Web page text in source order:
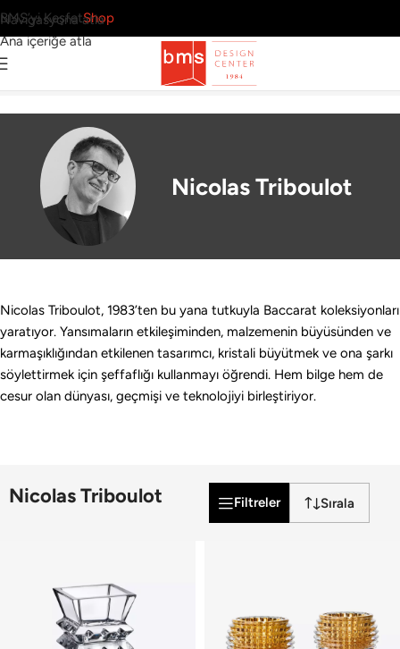
Navigasyona atla
Ana içeriğe atla
BMS’yi KeşfetShop
Nicolas Triboulot
Nicolas Triboulot
Nicolas Triboulot, 1983’ten bu yana tutkuyla Baccarat koleksiyonları
yaratıyor. Yansımaların etkileşiminden, malzemenin büyüsünden ve
karmaşıklığından etkilenen tasarımcı, kristali büyütmek ve ona şarkı
söylettirmek için şeffaflığı kullanmayı öğrendi. Hem bilge hem de
cesur olan dünyası, geçmişi ve teknolojiyi birleştiriyor.
Nicolas Triboulot Filtreler